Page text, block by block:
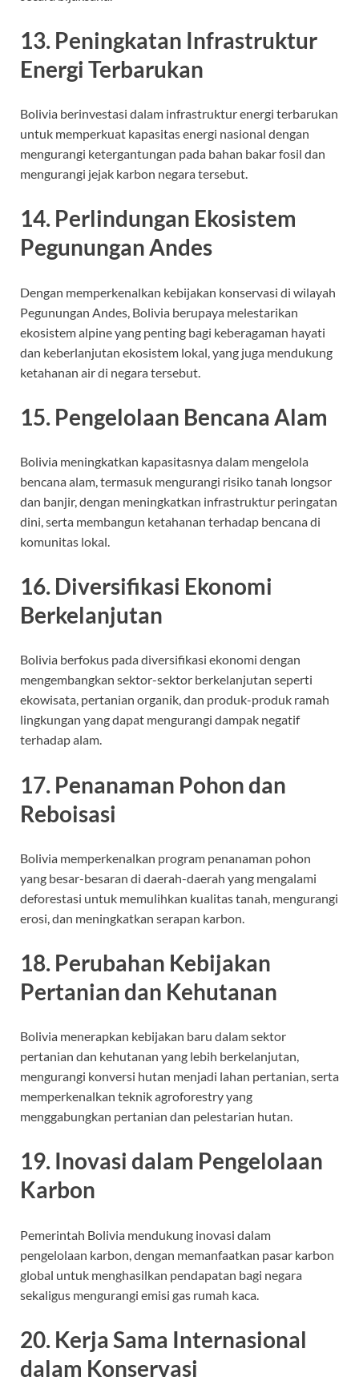
13. Peningkatan Infrastruktur
Energi Terbarukan
Bolivia berinvestasi dalam infrastruktur energi terbarukan
untuk memperkuat kapasitas energi nasional dengan
mengurangi ketergantungan pada bahan bakar fosil dan
mengurangi jejak karbon negara tersebut.
14. Perlindungan Ekosistem
Pegunungan Andes
Dengan memperkenalkan kebijakan konservasi di wilayah
Pegunungan Andes, Bolivia berupaya melestarikan
ekosistem alpine yang penting bagi keberagaman hayati
dan keberlanjutan ekosistem lokal, yang juga mendukung
ketahanan air di negara tersebut.
15. Pengelolaan Bencana Alam
Bolivia meningkatkan kapasitasnya dalam mengelola
bencana alam, termasuk mengurangi risiko tanah longsor
dan banjir, dengan meningkatkan infrastruktur peringatan
dini, serta membangun ketahanan terhadap bencana di
komunitas lokal.
16. Diversifikasi Ekonomi
Berkelanjutan
Bolivia berfokus pada diversifikasi ekonomi dengan
mengembangkan sektor-sektor berkelanjutan seperti
ekowisata, pertanian organik, dan produk-produk ramah
lingkungan yang dapat mengurangi dampak negatif
terhadap alam.
17. Penanaman Pohon dan
Reboisasi
Bolivia memperkenalkan program penanaman pohon
yang besar-besaran di daerah-daerah yang mengalami
deforestasi untuk memulihkan kualitas tanah, mengurangi
erosi, dan meningkatkan serapan karbon.
18. Perubahan Kebijakan
Pertanian dan Kehutanan
Bolivia menerapkan kebijakan baru dalam sektor
pertanian dan kehutanan yang lebih berkelanjutan,
mengurangi konversi hutan menjadi lahan pertanian, serta
memperkenalkan teknik agroforestry yang
menggabungkan pertanian dan pelestarian hutan.
19. Inovasi dalam Pengelolaan
Karbon
Pemerintah Bolivia mendukung inovasi dalam
pengelolaan karbon, dengan memanfaatkan pasar karbon
global untuk menghasilkan pendapatan bagi negara
sekaligus mengurangi emisi gas rumah kaca.
20. Kerja Sama Internasional
dalam Konservasi